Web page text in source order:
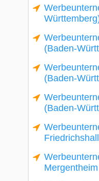
(Baden-
(Baden-
(Baden-